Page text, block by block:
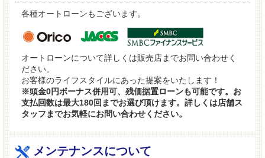
各種オートローンもございます。
オートローンについて詳しくは販売店までお問い合わせく
ださい。
お客様のライフスタイルにあった提案をいたします！
※頭金0円ボーナス併用可、残価据置ローンも可能です。お
支払回数は最大180回までお選び頂けます。詳しくは店舗ス
タッフまでお気軽にお問い合わせください。
メンテナンスについて